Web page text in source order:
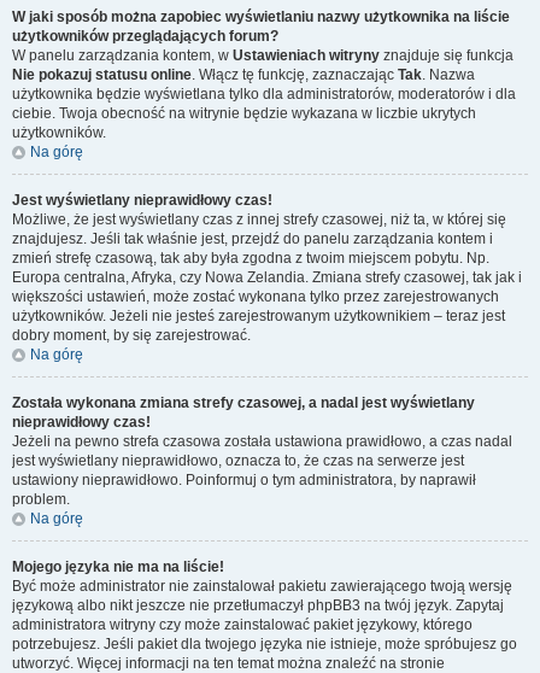
W jaki sposób można zapobiec wyświetlaniu nazwy użytkownika na liście
użytkowników przeglądających forum?
W panelu zarządzania kontem, w Ustawieniach witryny znajduje się funkcja
Nie pokazuj statusu online. Włącz tę funkcję, zaznaczając Tak. Nazwa
użytkownika będzie wyświetlana tylko dla administratorów, moderatorów i dla
ciebie. Twoja obecność na witrynie będzie wykazana w liczbie ukrytych
użytkowników.
Na górę
Jest wyświetlany nieprawidłowy czas!
Możliwe, że jest wyświetlany czas z innej strefy czasowej, niż ta, w której się
znajdujesz. Jeśli tak właśnie jest, przejdź do panelu zarządzania kontem i
zmień strefę czasową, tak aby była zgodna z twoim miejscem pobytu. Np.
Europa centralna, Afryka, czy Nowa Zelandia. Zmiana strefy czasowej, tak jak i
większości ustawień, może zostać wykonana tylko przez zarejestrowanych
użytkowników. Jeżeli nie jesteś zarejestrowanym użytkownikiem – teraz jest
dobry moment, by się zarejestrować.
Na górę
Została wykonana zmiana strefy czasowej, a nadal jest wyświetlany
nieprawidłowy czas!
Jeżeli na pewno strefa czasowa została ustawiona prawidłowo, a czas nadal
jest wyświetlany nieprawidłowo, oznacza to, że czas na serwerze jest
ustawiony nieprawidłowo. Poinformuj o tym administratora, by naprawił
problem.
Na górę
Mojego języka nie ma na liście!
Być może administrator nie zainstalował pakietu zawierającego twoją wersję
językową albo nikt jeszcze nie przetłumaczył phpBB3 na twój język. Zapytaj
administratora witryny czy może zainstalować pakiet językowy, którego
potrzebujesz. Jeśli pakiet dla twojego języka nie istnieje, może spróbujesz go
utworzyć. Więcej informacji na ten temat można znaleźć na stronie